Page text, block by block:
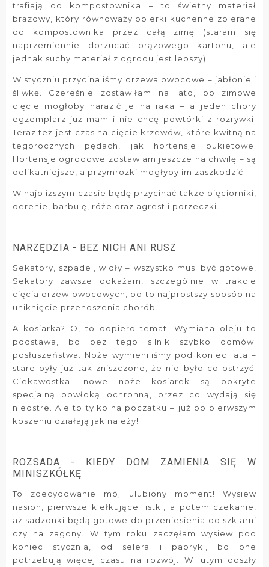
trafiają do kompostownika – to świetny materiał
brązowy, który równoważy obierki kuchenne zbierane
do kompostownika przez całą zimę (staram się
naprzemiennie dorzucać brązowego kartonu, ale
jednak suchy materiał z ogrodu jest lepszy).
W styczniu przycinaliśmy drzewa owocowe – jabłonie i
śliwkę. Czereśnie zostawiłam na lato, bo zimowe
cięcie mogłoby narazić je na raka – a jeden chory
egzemplarz już mam i nie chcę powtórki z rozrywki.
Teraz też jest czas na cięcie krzewów, które kwitną na
tegorocznych pędach, jak hortensje bukietowe.
Hortensje ogrodowe zostawiam jeszcze na chwilę – są
delikatniejsze, a przymrozki mogłyby im zaszkodzić.
W najbliższym czasie będę przycinać także pięciorniki,
derenie, barbulę, róże oraz agrest i porzeczki.
NARZĘDZIA - BEZ NICH ANI RUSZ
Sekatory, szpadel, widły – wszystko musi być gotowe!
Sekatory zawsze odkażam, szczególnie w trakcie
cięcia drzew owocowych, bo to najprostszy sposób na
uniknięcie przenoszenia chorób.
A kosiarka? O, to dopiero temat! Wymiana oleju to
podstawa, bo bez tego silnik szybko odmówi
posłuszeństwa. Noże wymieniliśmy pod koniec lata –
stare były już tak zniszczone, że nie było co ostrzyć.
Ciekawostka: nowe noże kosiarek są pokryte
specjalną powłoką ochronną, przez co wydają się
nieostre. Ale to tylko na początku – już po pierwszym
koszeniu działają jak należy!
ROZSADA - KIEDY DOM ZAMIENIA SIĘ W
MINISZKÓŁKĘ
To zdecydowanie mój ulubiony moment! Wysiew
nasion, pierwsze kiełkujące listki, a potem czekanie,
aż sadzonki będą gotowe do przeniesienia do szklarni
czy na zagony. W tym roku zaczęłam wysiew pod
koniec stycznia, od selera i papryki, bo one
potrzebują więcej czasu na rozwój. W lutym doszły